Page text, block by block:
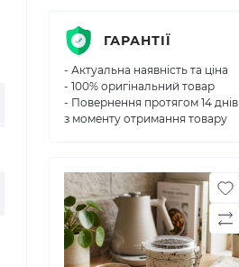
ГАРАНТІЇ
- Актуальна наявність та ціна
- 100% оригінальний товар
- Повернення протягом 14 днів
з моменту отримання товару